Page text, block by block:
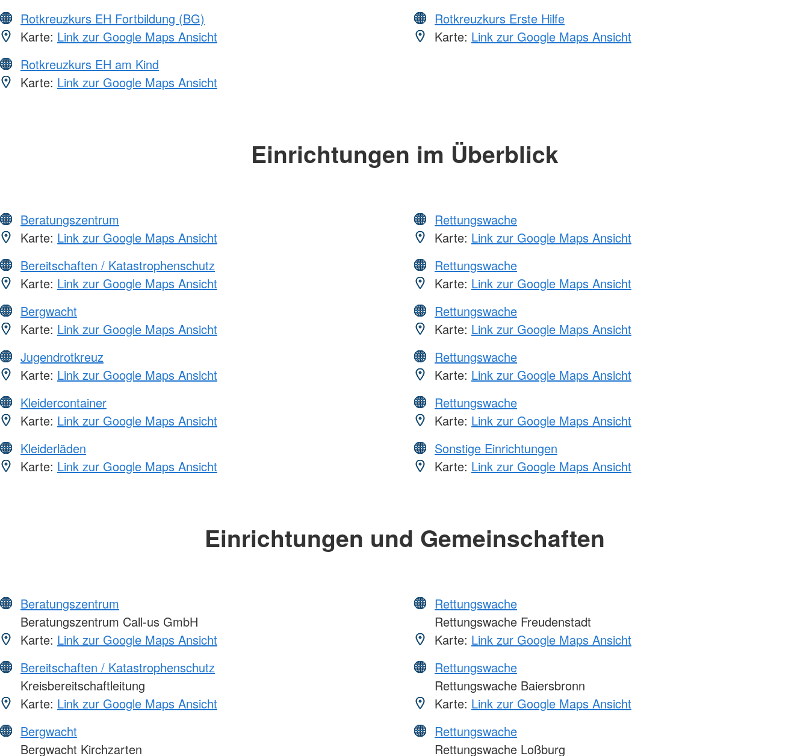
Rotkreuzkurs EH Fortbildung (BG)
Karte: Link zur Google Maps Ansicht
Rotkreuzkurs EH am Kind
Karte: Link zur Google Maps Ansicht
Rotkreuzkurs Erste Hilfe
Karte: Link zur Google Maps Ansicht
Einrichtungen im Überblick
Beratungszentrum
Karte: Link zur Google Maps Ansicht
Bereitschaften / Katastrophenschutz
Karte: Link zur Google Maps Ansicht
Bergwacht
Karte: Link zur Google Maps Ansicht
Jugendrotkreuz
Karte: Link zur Google Maps Ansicht
Kleidercontainer
Karte: Link zur Google Maps Ansicht
Kleiderläden
Karte: Link zur Google Maps Ansicht
Rettungswache
Karte: Link zur Google Maps Ansicht
Rettungswache
Karte: Link zur Google Maps Ansicht
Rettungswache
Karte: Link zur Google Maps Ansicht
Rettungswache
Karte: Link zur Google Maps Ansicht
Rettungswache
Karte: Link zur Google Maps Ansicht
Sonstige Einrichtungen
Karte: Link zur Google Maps Ansicht
Einrichtungen und Gemeinschaften
Beratungszentrum
Beratungszentrum Call-us GmbH
Karte: Link zur Google Maps Ansicht
Bereitschaften / Katastrophenschutz
Kreisbereitschaftleitung
Karte: Link zur Google Maps Ansicht
Bergwacht
Bergwacht Kirchzarten
Rettungswache
Rettungswache Freudenstadt
Karte: Link zur Google Maps Ansicht
Rettungswache
Rettungswache Baiersbronn
Karte: Link zur Google Maps Ansicht
Rettungswache
Rettungswache Loßburg